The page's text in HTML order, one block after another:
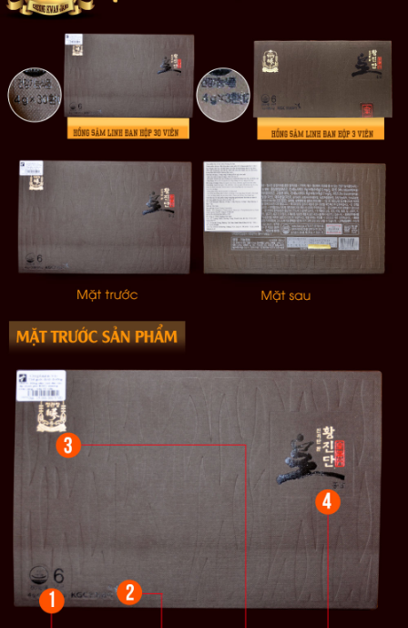
Chú ý:
Sản phẩm không phải là thuốc, không thay thế thuốc
chữa bệnh. Mức độ hiệu quả tùy thuộc vào cơ địa và sức khỏe